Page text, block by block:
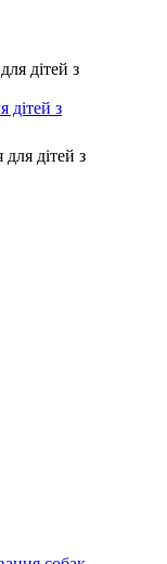
дітей з
дітей з